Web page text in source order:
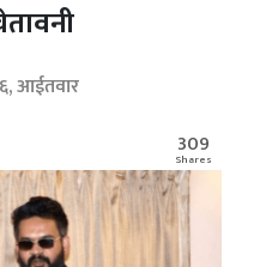
आईतवार
309
Shares